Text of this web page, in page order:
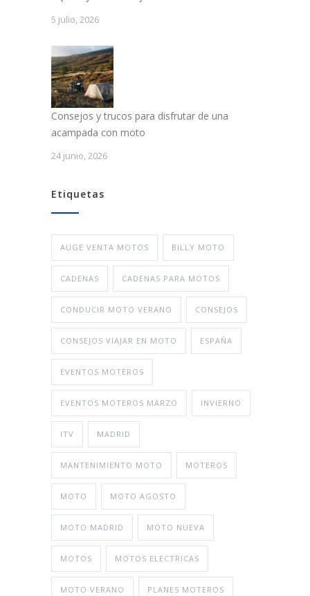
5 julio, 2026
Consejos y trucos para disfrutar de una
acampada con moto
24 junio, 2026
Etiquetas
AUGE VENTA MOTOS BILLY MOTO
CADENAS CADENAS PARA MOTOS
CONDUCIR MOTO VERANO CONSEJOS
CONSEJOS VIAJAR EN MOTO ESPAÑA
EVENTOS MOTEROS
EVENTOS MOTEROS MARZO INVIERNO
ITV MADRID
MANTENIMIENTO MOTO MOTEROS
MOTO MOTO AGOSTO
MOTO MADRID MOTO NUEVA
MOTOS MOTOS ELECTRICAS
MOTO VERANO PLANES MOTEROS